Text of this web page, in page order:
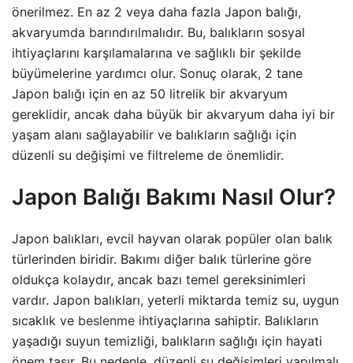
önerilmez. En az 2 veya daha fazla Japon balığı,
akvaryumda barındırılmalıdır. Bu, balıkların sosyal
ihtiyaçlarını karşılamalarına ve sağlıklı bir şekilde
büyümelerine yardımcı olur. Sonuç olarak, 2 tane
Japon balığı için en az 50 litrelik bir akvaryum
gereklidir, ancak daha büyük bir akvaryum daha iyi bir
yaşam alanı sağlayabilir ve balıkların sağlığı için
düzenli su değişimi ve filtreleme de önemlidir.
Japon Balığı Bakımı Nasıl Olur?
Japon balıkları, evcil hayvan olarak popüler olan balık
türlerinden biridir. Bakımı diğer balık türlerine göre
oldukça kolaydır, ancak bazı temel gereksinimleri
vardır. Japon balıkları, yeterli miktarda temiz su, uygun
sıcaklık ve beslenme ihtiyaçlarına sahiptir. Balıkların
yaşadığı suyun temizliği, balıkların sağlığı için hayati